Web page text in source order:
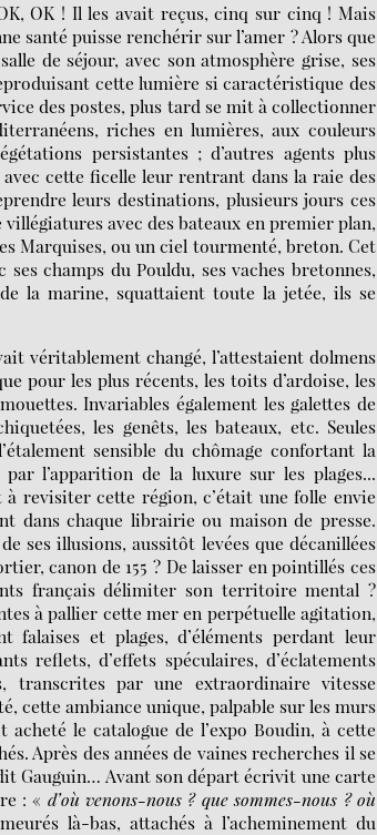
OK ! Il les avait reçus, cinq sur cinq ! Mais
santé puisse renchérir sur l’amer ? Alors que
de séjour, avec son atmosphère grise, ses
cette lumière si caractéristique des
des postes, plus tard se mit à collectionner
riches en lumières, aux couleurs
persistantes ; d’autres agents plus
cette ficelle leur rentrant dans la raie des
leurs destinations, plusieurs jours ces
avec des bateaux en premier plan,
Marquises, ou un ciel tourmenté, breton. Cet
champs du Pouldu, ses vaches bretonnes,
la marine, squattaient toute la jetée, ils se
véritablement changé, l’attestaient dolmens
pour les plus récents, les toits d’ardoise, les
Invariables également les galettes de
les genêts, les bateaux, etc. Seules
sensible du chômage confortant la
l’apparition de la luxure sur les plages...
revisiter cette région, c’était une folle envie
dans chaque librairie ou maison de presse.
ses illusions, aussitôt levées que décanillées
canon de 155 ? De laisser en pointillés ces
français délimiter son territoire mental ?
à pallier cette mer en perpétuelle agitation,
falaises et plages, d’éléments perdant leur
reflets, d’effets spéculaires, d’éclatements
transcrites par une extraordinaire vitesse
cette ambiance unique, palpable sur les murs
le catalogue de l’expo Boudin, à cette
Après des années de vaines recherches il se
Gauguin… Avant son départ écrivit une carte
: « d’où venons-nous ? que sommes-nous ? où
là-bas, attachés à l’acheminement du